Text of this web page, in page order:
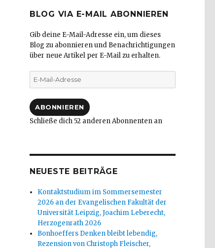
BLOG VIA E-MAIL ABONNIEREN
Gib deine E-Mail-Adresse ein, um dieses
Blog zu abonnieren und Benachrichtigungen
über neue Artikel per E-Mail zu erhalten.
E-
Mail-
ABONNIEREN
Schließe dich 52 anderen Abonnenten an
NEUESTE BEITRÄGE
Kontaktstudium im Sommersemester
2026 an der Evangelischen Fakultät der
Universität Leipzig, Joachim Leberecht,
Herzogenrath 2026
Bonhoeffers Denken bleibt lebendig,
Rezension von Christoph Fleischer,